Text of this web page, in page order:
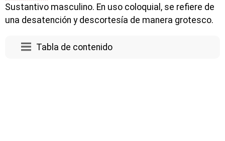
Sustantivo masculino. En uso coloquial, se refiere de
una desatención y descortesía de manera grotesco.
Tabla de contenido